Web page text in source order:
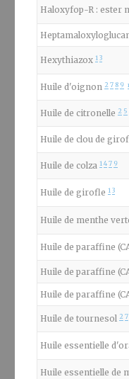
Haloxyfop-R : ester
Hexythiazox 1 3
Huile d'oignon 2 7 8 9
Huile de citronelle 2 5
Huile de clou de
Huile de colza 1 4 7 9
Huile de girofle 1 3
Huile de menthe
Huile de paraffine
Huile de paraffine
Huile de paraffine
Huile de tournesol 2 7
Huile essentielle
Huile essentielle de